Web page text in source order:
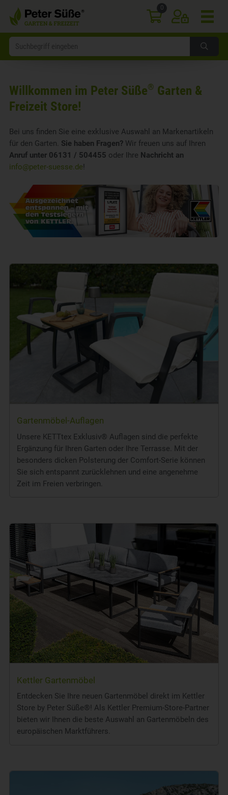
0
Willkommen im Peter Süße® Garten &
Freizeit Store!
Bei uns finden Sie eine exklusive Auswahl an Markenartikeln
für den Garten. Sie haben Fragen?Wir freuen uns auf Ihren
Anruf unter 06131 / 504455 oder Ihre Nachricht an
info@peter-suesse.de!
Gartenmöbel-Auflagen
Unsere KETTtex Exklusiv® Auflagen sind die perfekte
Ergänzung für Ihren Garten oder Ihre Terrasse. Mit der
besonders dicken Polsterung der Comfort-Serie können
Sie sich entspannt zurücklehnen und eine angenehme
Zeit im Freien verbringen.
Kettler Gartenmöbel
Entdecken Sie Ihre neuen Gartenmöbel direkt im Kettler
Store by Peter Süße®! Als Kettler Premium-Store-Partner
bieten wir Ihnen die beste Auswahl an Gartenmöbeln des
europäischen Marktführers.